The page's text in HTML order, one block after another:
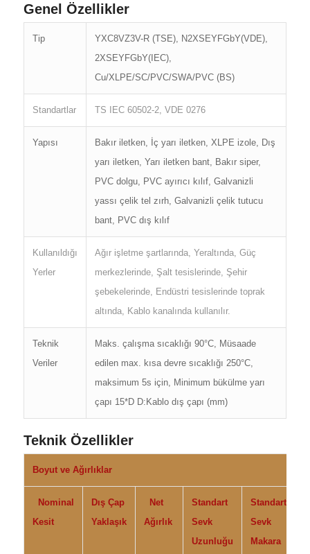
Genel Özellikler
Tip
YXC8VZ3V-R (TSE), N2XSEYFGbY(VDE),
2XSEYFGbY(IEC),
Cu/XLPE/SC/PVC/SWA/PVC (BS)
Standartlar TS IEC 60502-2, VDE 0276
Yapısı
Bakır iletken, İç yarı iletken, XLPE izole, Dış
yarı iletken, Yarı iletken bant, Bakır siper,
PVC dolgu, PVC ayırıcı kılıf, Galvanizli
yassı çelik tel zırh, Galvanizli çelik tutucu
bant, PVC dış kılıf
Kullanıldığı
Yerler
Ağır işletme şartlarında, Yeraltında, Güç
merkezlerinde, Şalt tesislerinde, Şehir
şebekelerinde, Endüstri tesislerinde toprak
altında, Kablo kanalında kullanılır.
Teknik
Veriler
Maks. çalışma sıcaklığı 90°C, Müsaade
edilen max. kısa devre sıcaklığı 250°C,
maksimum 5s için, Minimum bükülme yarı
çapı 15*D D:Kablo dış çapı (mm)
Teknik Özellikler
Boyut ve Ağırlıklar
Nominal
Kesit
Dış Çap
Yaklaşık
Net
Ağırlık
Standart
Sevk
Uzunluğu
Standart
Sevk
Makara